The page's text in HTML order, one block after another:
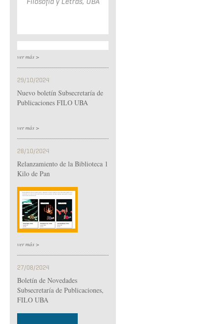
ver más >
29/10/2024
Nuevo boletín Subsecretaría de
Publicaciones FILO UBA
ver más >
28/10/2024
Relanzamiento de la Biblioteca 1
Kilo de Pan
ver más >
27/08/2024
Boletín de Novedades
Subsecretaría de Publicaciones,
FILO UBA